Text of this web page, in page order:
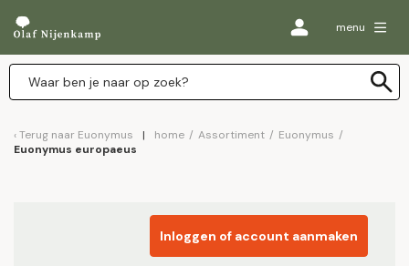
menu
Terug naar Euonymus home / Assortiment / Euonymus /
Euonymus europaeus
Inloggen of account aanmaken